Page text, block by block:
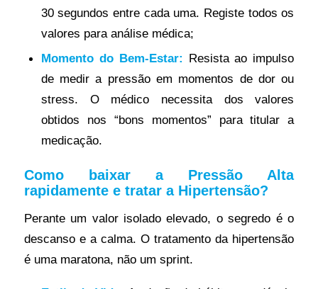
30 segundos entre cada uma. Registe todos os
valores para análise médica;
Momento do Bem-Estar: Resista ao impulso
de medir a pressão em momentos de dor ou
stress. O médico necessita dos valores
obtidos nos “bons momentos” para titular a
medicação.
Como baixar a Pressão Alta
rapidamente e tratar a Hipertensão?
Perante um valor isolado elevado, o segredo é o
descanso e a calma. O tratamento da hipertensão
é uma maratona, não um sprint.